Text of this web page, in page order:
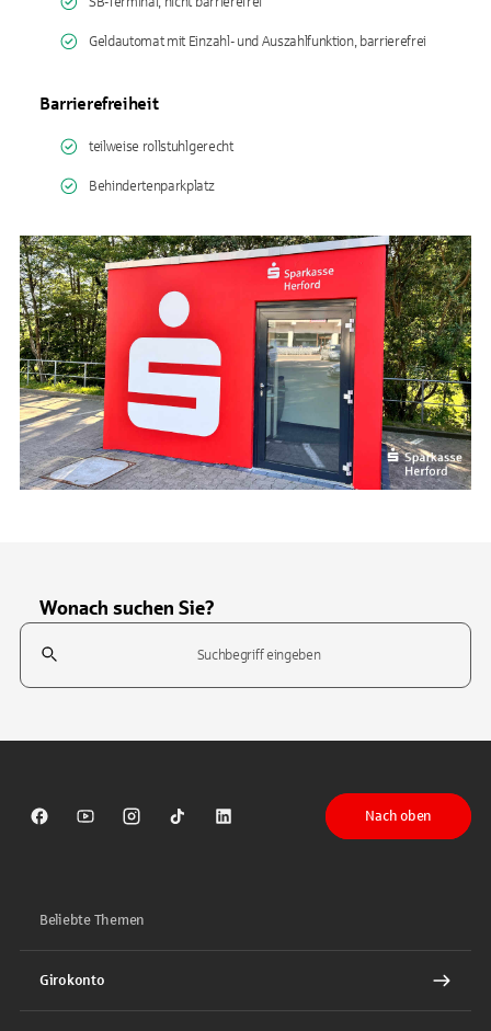
Geldautomat mit Einzahl- und Auszahlfunktion, barrierefrei
Barrierefreiheit
teilweise rollstuhlgerecht
Behindertenparkplatz
Wonach suchen Sie?
Suchfeld
Sparkasse auf Facebook
Sparkasse auf Youtube
Sparkasse auf Instagram
Sparkasse auf TikTok
Sparkasse auf LinkedIn
Nach oben
Beliebte Themen
Girokonto